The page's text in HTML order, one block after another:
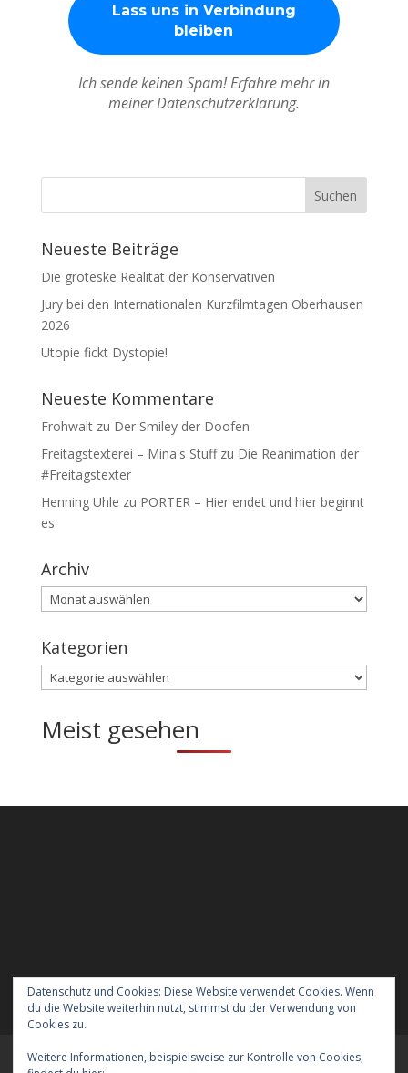
Ich sende keinen Spam! Erfahre mehr in
meiner Datenschutzerklärung.
Neueste Beiträge
Die groteske Realität der Konservativen
Jury bei den Internationalen Kurzfilmtagen Oberhausen
2026
Utopie fickt Dystopie!
Neueste Kommentare
Frohwaltzu Der Smiley der Doofen
Freitagstexterei – Mina's Stuffzu Die Reanimation der
#Freitagstexter
Henning Uhle zu PORTER – Hier endet und hier beginnt
es
Archiv
Archiv
Kategorien
Kategorien
Meist gesehen
Datenschutz und Cookies: Diese Website verwendet Cookies. Wenn
du die Website weiterhin nutzt, stimmst du der Verwendung von
Cookies zu.
Weitere Informationen, beispielsweise zur Kontrolle von Cookies,
Meraner Höhenweg wandern mit Hund